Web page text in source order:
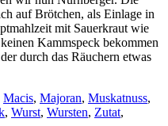
auf Brötchen, als Einlage in
mit Sauerkraut wie
Kammspeck bekommen
durch das Räuchern etwas
Macis, Majoran, Muskatnuss,
, Wurst, Wursten, Zutat,